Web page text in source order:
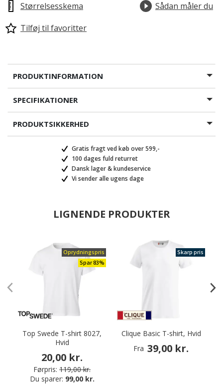
Størrelsesskema
Sådan måler du
Tilføj til favoritter
PRODUKTINFORMATION
SPECIFIKATIONER
PRODUKTSIKKERHED
Gratis fragt ved køb over 599,-
100 dages fuld returret
Dansk lager & kundeservice
Vi sender alle ugens dage
LIGNENDE PRODUKTER
Oprydningspris
Spar 83%
Top Swede T-shirt 8027,
Hvid
20,00 kr.
Førpris: 119,00 kr.
Du sparer: 99,00 kr.
Skarp pris
Clique Basic T-shirt, Hvid
Fra 39,00 kr.